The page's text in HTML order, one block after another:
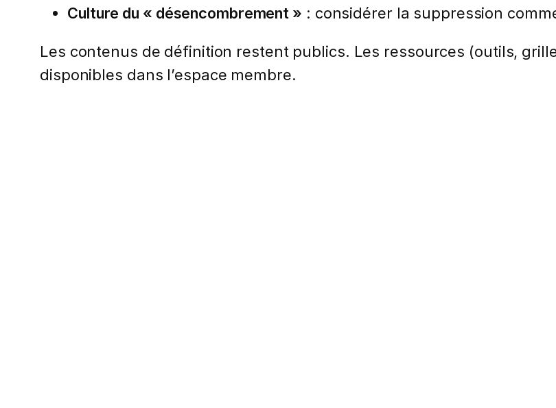
Culture du « désencombrement » : considérer la suppression
Les contenus de définition restent publics. Les ressources (outils,
disponibles dans l’espace membre.